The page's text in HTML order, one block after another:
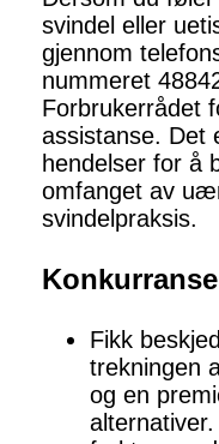
svindel eller
gjennom
nummeret
Forbrukerrådet
assistanse. Det
hendelser for å
omfanget av
svindelpraksis.
Fikk
trekningen
og en